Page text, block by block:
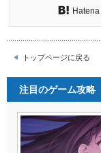
Hatena
トップページに戻る
注目のゲーム攻略